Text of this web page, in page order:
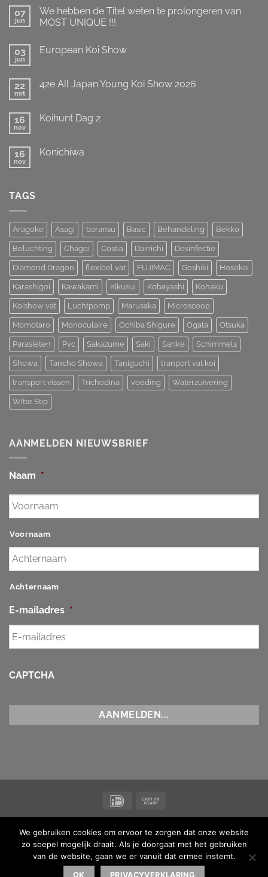
07
jun
We hebben de Titel weten te prolongeren van
MOST UNIQUE !!!
op
Titel
weten
MOST
03
jun
European Koi Show
European
22
mrt
42e All Japan Young Koi Show 2026
42e
Koi
Show
16
nov
Koihunt Dag 2
Koihunt
16
nov
Konichiwa
TAGS
Aragoke Asagi baransu Basic Behandeling Bekko
Beluchting Chagoi Costia Dainichi Desinfectie
Diamond Dragon flexibel vat FUJIMAC Goshiki Hosokai
Karashigoi Kawakami Kikusui Kobayashi Kohaku
Koishow vat Luchtpomp Marusaka Microscoop
Momotaro Monoculaire Ochiba Shigure Ogata Otsuka
Parasieten Pvc Sakazume Saki Sanke Schimmels
Showa Tancho Showa Taniguchi tranport vat koi
transport vissen Trichodina voeding Waterzuivering
Witte Stip
AANMELDEN NIEUWSBRIEF
Naam *
Voornaam
Achternaam
E-mailadres *
CAPTCHA
IDeal
Pickup
Copyright 2026 ©Koi Maas & Waal| BTW-nummer
NL001873238B16 |
Made with ♥ by
MediaMen | Powered by
We gebruiken cookies om ervoor te zorgen dat onze website
zo soepel mogelijk draait. Als je doorgaat met het gebruiken
van de website, gaan we er vanuit dat ermee instemt.
OK PRIVACYVERKLARING